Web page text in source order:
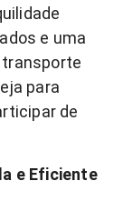
e uma
transporte
para
de
e Eficiente